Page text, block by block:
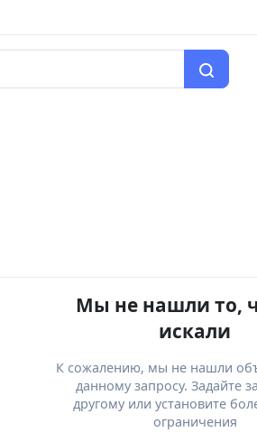
Мы не нашли то,
искали
К сожалению, мы не нашли
данному запросу. Задайте
другому или установите
ограничения